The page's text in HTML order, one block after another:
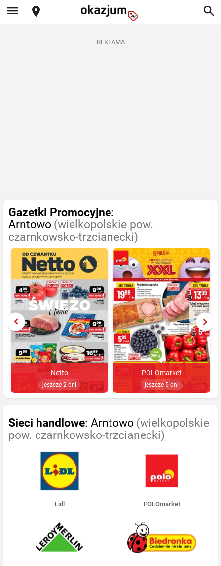
REKLAMA
Gazetki Promocyjne:
Arntowo (wielkopolskie pow.
czarnkowsko-trzcianecki)
Netto
jeszcze 2 dni
POLOmarket
jeszcze 5 dni
Sieci handlowe: Arntowo (wielkopolskie
pow. czarnkowsko-trzcianecki)
Lidl POLOmarket